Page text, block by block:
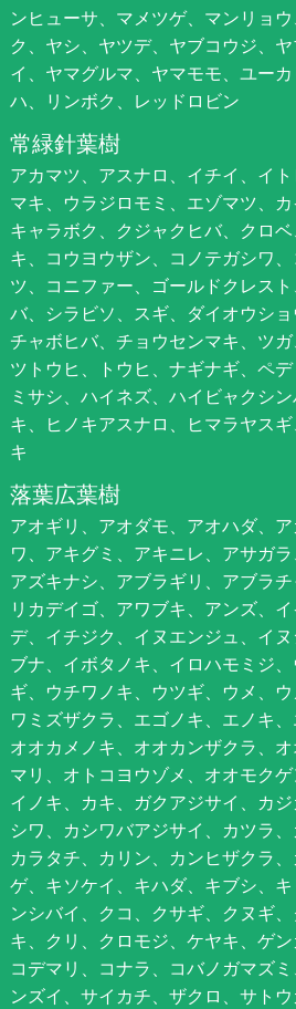
ンヒューサ、マメツゲ、マンリョ
ク、ヤシ、ヤツデ、ヤブコウジ、
イ、ヤマグルマ、ヤマモモ、ユー
ハ、リンボク、レッドロビン
常緑針葉樹
アカマツ、アスナロ、イチイ、イ
マキ、ウラジロモミ、エゾマツ、カ
キャラボク、クジャクヒバ、クロ
キ、コウヨウザン、コノテガシワ
ツ、コニファー、ゴールドクレス
バ、シラビソ、スギ、ダイオウショ
チャボヒバ、チョウセンマキ、ツガ
ツトウヒ、トウヒ、ナギナギ、ペ
ミサシ、ハイネズ、ハイビャクシ
キ、ヒノキアスナロ、ヒマラヤス
キ
落葉広葉樹
アオギリ、アオダモ、アオハダ、
ワ、アキグミ、アキニレ、アサガラ
アズキナシ、アブラギリ、アブラ
リカデイゴ、アワブキ、アンズ、
デ、イチジク、イヌエンジュ、イ
ブナ、イボタノキ、イロハモミジ
ギ、ウチワノキ、ウツギ、ウメ、
ワミズザクラ、エゴノキ、エノキ、
オオカメノキ、オオカンザクラ、
マリ、オトコヨウゾメ、オオモク
イノキ、カキ、ガクアジサイ、カ
シワ、カシワバアジサイ、カツラ、
カラタチ、カリン、カンヒザクラ
ゲ、キソケイ、キハダ、キブシ、
ンシバイ、クコ、クサギ、クヌギ
キ、クリ、クロモジ、ケヤキ、ゲン
コデマリ、コナラ、コバノガマズ
ンズイ、サイカチ、ザクロ、サト